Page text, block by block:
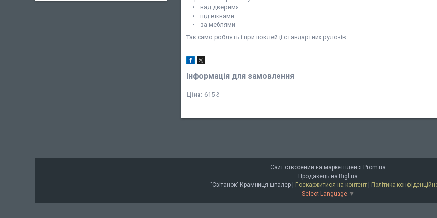
• над дверима
• під вікнами
• за меблями
Так само роблять і при поклейці стандартних рулонів.
Інформація для замовлення
Ціна: 615 ₴
Сайт створений на маркетплейсі Prom.ua
Продавець на Bigl.ua
"Світанок" Крамниця шпалер | Поскаржитися на контент | Політика
Select Language ▼